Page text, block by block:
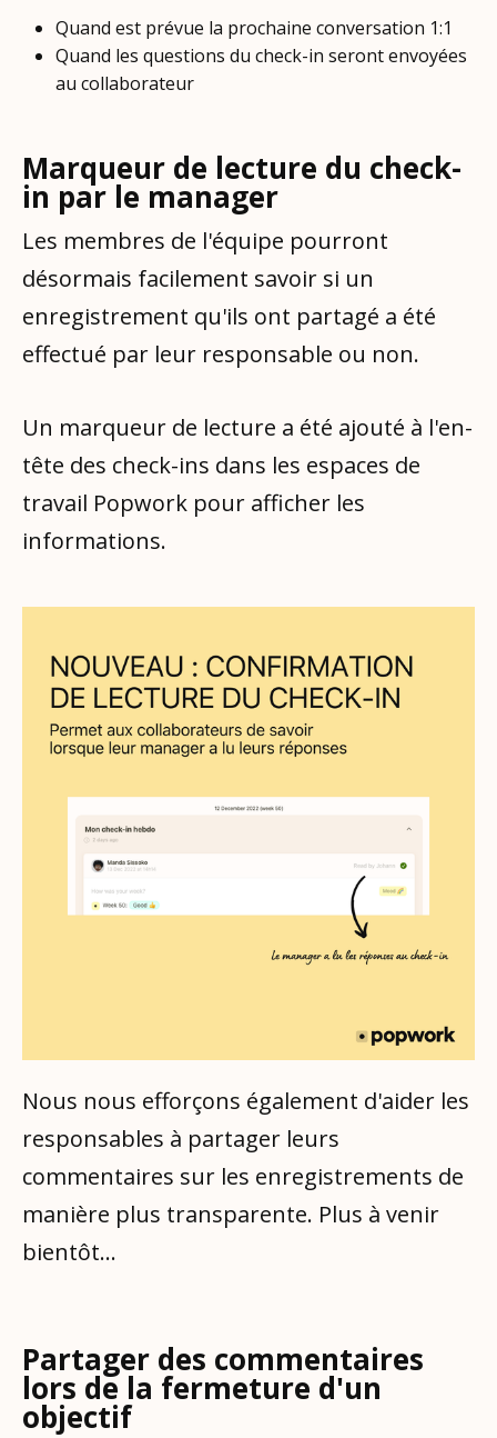
Quand est prévue la prochaine conversation 1:1
Quand les questions du check-in seront envoyées
au collaborateur
Marqueur de lecture du check-
in par le manager
Les membres de l'équipe pourront
désormais facilement savoir si un
enregistrement qu'ils ont partagé a été
effectué par leur responsable ou non.
Un marqueur de lecture a été ajouté à l'en-
tête des check-ins dans les espaces de
travail Popwork pour afficher les
informations.
Nous nous efforçons également d'aider les
responsables à partager leurs
commentaires sur les enregistrements de
manière plus transparente. Plus à venir
bientôt…
Partager des commentaires
lors de la fermeture d'un
objectif